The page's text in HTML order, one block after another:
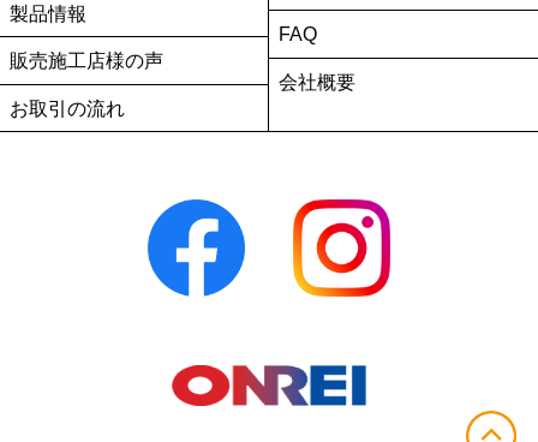
製品情報
販売施工店様の声
お取引の流れ
FAQ
会社概要